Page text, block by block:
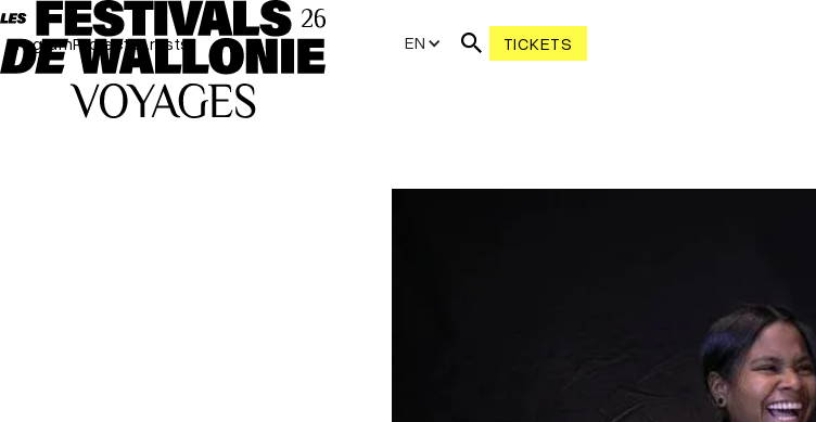
ProgramProjectsArtists EN TICKETS